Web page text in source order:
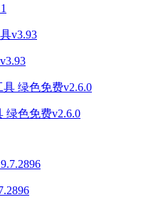
绿色免费v2.6.0